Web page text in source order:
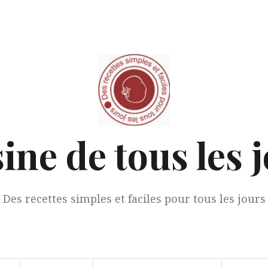
de tous les
Des recettes simples et faciles pour tous les jours